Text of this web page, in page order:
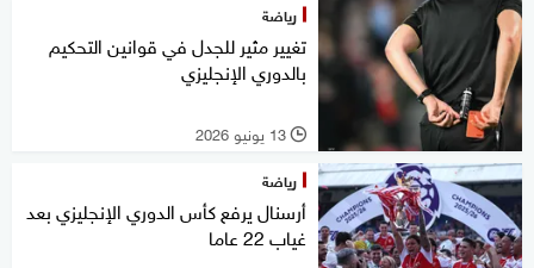
رياضة
تغيير مثير للجدل في قوانين التحكيم
بالدوري الإنجليزي
l 13 يونيو 2026
رياضة
أرسنال يرفع كأس الدوري الإنجليزي بعد
غياب 22 عاما